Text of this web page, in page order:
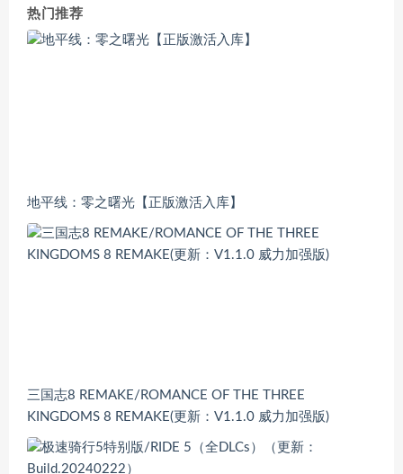
热门推荐
地平线：零之曙光【正版激活入库】
三国志8 REMAKE/ROMANCE OF THE THREE
KINGDOMS 8 REMAKE(更新：V1.1.0 威力加强版)